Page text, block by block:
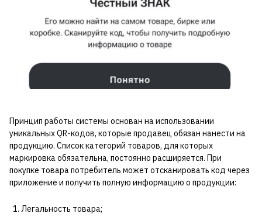
Принцип работы системы основан на использовании
уникальных QR-кодов, которые продавец обязан нанести на
продукцию. Список категорий товаров, для которых
маркировка обязательна, постоянно расширяется. При
покупке товара потребитель может отсканировать код через
приложение и получить полную информацию о продукции:
Легальность товара;